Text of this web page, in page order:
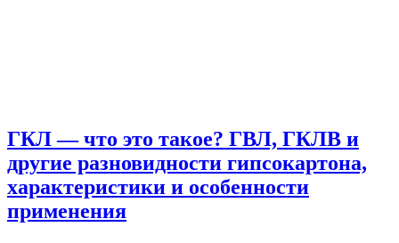
ГКЛ — что это такое? ГВЛ, ГКЛВ и
другие разновидности гипсокартона,
характеристики и особенности
применения